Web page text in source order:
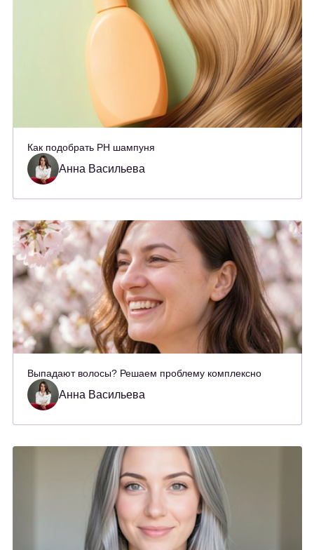
Как подобрать PH шампуня
Анна Васильева
Выпадают волосы? Решаем проблему комплексно
Анна Васильева